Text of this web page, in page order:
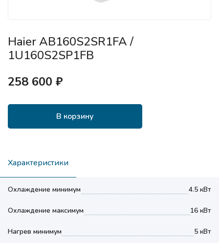
Haier AB160S2SR1FA /
1U160S2SP1FB
258 600 ₽
В корзину
Характеристики
Охлаждение минимум 4.5 кВт
Охлаждение максимум 16 кВт
Нагрев минимум 5 кВт